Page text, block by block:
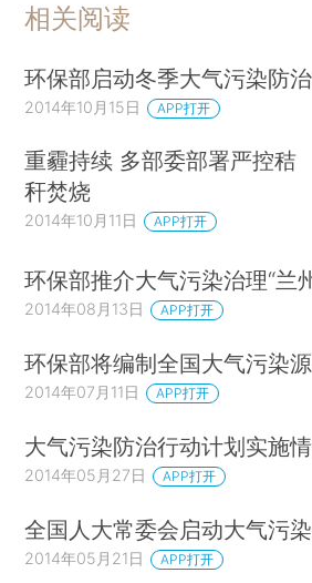
相关阅读
环保部启动冬季大气污染防
2014年10月15日 APP打开
重霾持续 多部委部署严控秸
秆焚烧
2014年10月11日 APP打开
环保部推介大气污染治理“兰
2014年08月13日 APP打开
环保部将编制全国大气污染
2014年07月11日 APP打开
大气污染防治行动计划实施
2014年05月27日 APP打开
全国人大常委会启动大气污
2014年05月21日 APP打开